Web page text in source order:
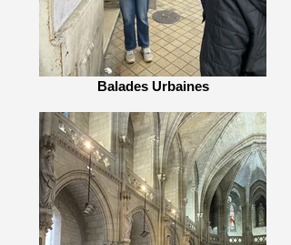
Balades Urbaines